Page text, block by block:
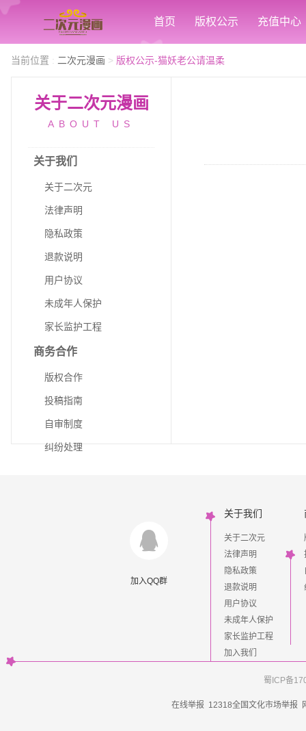
首页 版权公示 充值中心
当前位置 : 二次元漫画 > 版权公示-猫妖老公请温柔
关于二次元漫画
ABOUT US
关于我们
关于二次元
法律声明
隐私政策
退款说明
用户协议
未成年人保护
家长监护工程
商务合作
版权合作
投稿指南
自审制度
纠纷处理
加入QQ群
关于我们
关于二次元
法律声明
隐私政策
退款说明
用户协议
未成年人保护
家长监护工程
加入我们
蜀ICP备
在线举报 12318全国文化市场举报